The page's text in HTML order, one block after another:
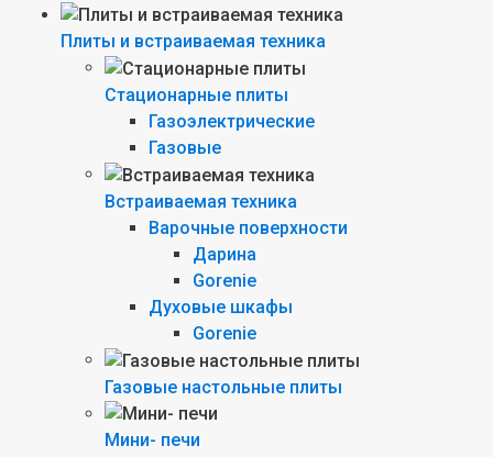
Плиты и встраиваемая техника
Стационарные плиты
Газоэлектрические
Газовые
Встраиваемая техника
Варочные поверхности
Дарина
Gorenie
Духовые шкафы
Gorenie
Газовые настольные плиты
Мини- печи